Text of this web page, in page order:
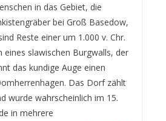
in das Gebiet, die
bei Groß Basedow,
Reste einer um 1.000 v. Chr.
eines slawischen Burgwalls, der
das kundige Auge einen
Das Dorf zählt
wurde wahrscheinlich im 15.
in mehrere